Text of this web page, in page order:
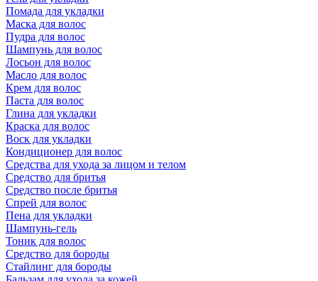
Помада для укладки
Маска для волос
Пудра для волос
Шампунь для волос
Лосьон для волос
Масло для волос
Крем для волос
Паста для волос
Глина для укладки
Краска для волос
Воск для укладки
Кондиционер для волос
Средства для ухода за лицом и телом
Средство для бритья
Средство после бритья
Спрей для волос
Пена для укладки
Шампунь-гель
Тоник для волос
Средство для бороды
Стайлинг для бороды